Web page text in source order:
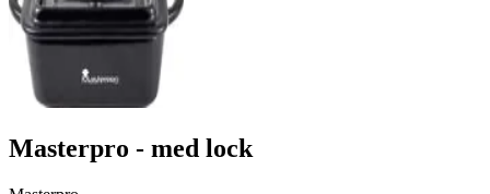
Masterpro - med lock